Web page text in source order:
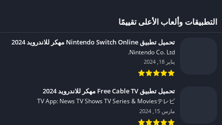
التطبيقات وألعاب الأعلى تقييمًا
تحميل تطبيق Nintendo Switch Online مهكر للاندرويد 2024
Nintendo Co. Ltd.‏
يناير 18, 2024
تحميل تطبيق Free Cable TV مهكر للاندرويد 2024
TV App: News TV Shows TV Series & Moviesテレビ‏
مارس 15, 2024